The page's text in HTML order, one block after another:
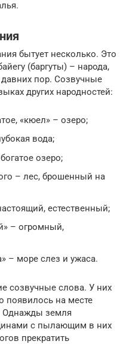
бытует несколько. Это
(баргуты) – народа,
пор. Созвучные
других народностей:
«кюел» – озеро;
вода;
озеро;
– лес, брошенный на
естественный;
– огромный,
– море слез и ужаса.
созвучные слова. У них
появилось на месте
Однажды земля
с пылающим в них
прекратить